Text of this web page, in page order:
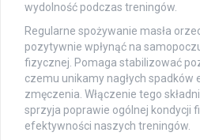
wydolność podczas treningów.
Regularne spożywanie masła
pozytywnie wpłynąć na
fizycznej. Pomaga stabilizować
czemu unikamy nagłych spadków
zmęczenia. Włączenie tego
sprzyja poprawie ogólnej kondycji
efektywności naszych treningów.